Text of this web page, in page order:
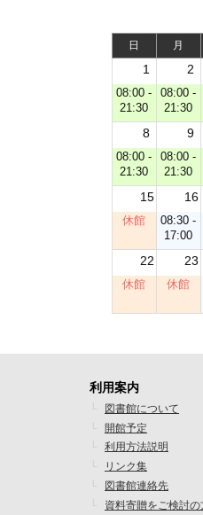
日 月
1 2
08:00 -
21:30
08:00 -
21:30
8 9
08:00 -
21:30
08:00 -
21:30
15 16
休館
08:30 -
17:00
22 23
休館 休館
フ
ッ
タ
ー
利用案内
図書館について
開館予定
利用方法説明
リンク集
図書館連絡先
資料寄贈をご検討の